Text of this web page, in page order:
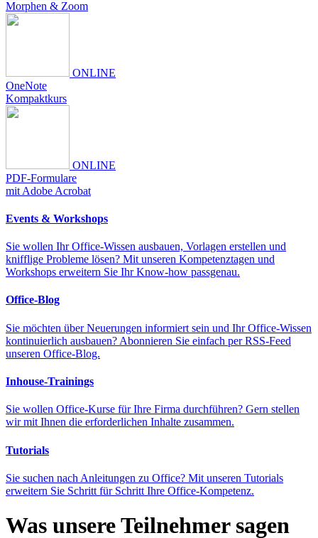
Morphen & Zoom
ONLINE
OneNote
Kompaktkurs
ONLINE
PDF-Formulare
mit Adobe Acrobat
Events & Workshops
Sie wollen Ihr Office-Wissen ausbauen, Vorlagen erstellen und
knifflige Probleme lösen? Mit unseren Kompetenztagen und
Workshops erweitern Sie Ihr Know-how passgenau.
Office-Blog
Sie möchten über Neuerungen informiert sein und Ihr Office-Wissen
kontinuierlich ausbauen? Abonnieren Sie einfach per RSS-Feed
unseren Office-Blog.
Inhouse-Trainings
Sie wollen Office-Kurse für Ihre Firma durchführen? Gern stellen
wir mit Ihnen die erforderlichen Inhalte zusammen.
Tutorials
Sie suchen nach Anleitungen zu Office? Mit unseren Tutorials
erweitern Sie Schritt für Schritt Ihre Office-Kompetenz.
Was unsere Teilnehmer sagen